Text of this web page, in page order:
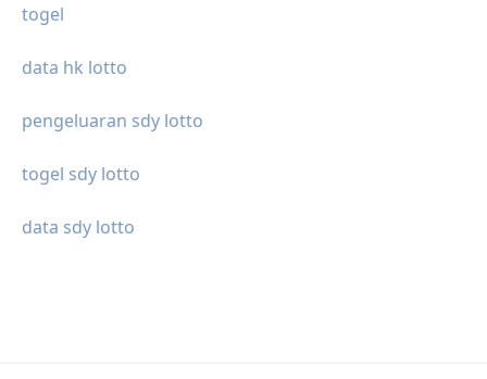
togel
data hk lotto
pengeluaran sdy lotto
togel sdy lotto
data sdy lotto